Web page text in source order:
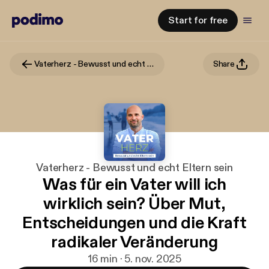
Start for free
Vaterherz - Bewusst und echt Eltern sein Share
Vaterherz - Bewusst und echt Eltern sein
Was für ein Vater will ich
wirklich sein? Über Mut,
Entscheidungen und die Kraft
radikaler Veränderung
16 min · 5. nov. 2025